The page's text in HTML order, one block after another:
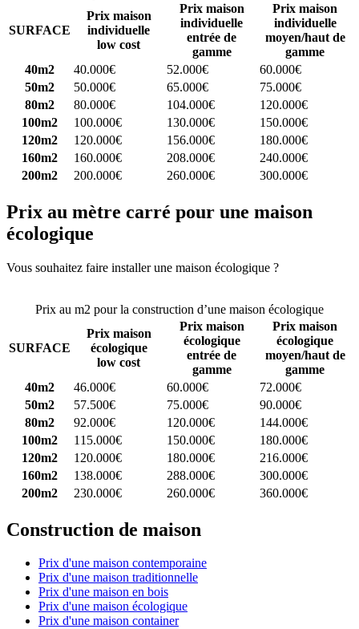
SURFACE
Prix maison
individuelle
low cost
Prix maison
individuelle
entrée de
gamme
Prix maison
individuelle
moyen/haut de
gamme
40m2
40.000€ 52.000€
60.000€
50m2
50.000€ 65.000€
75.000€
80m2
80.000€ 104.000€
120.000€
100m2
100.000€ 130.000€
150.000€
120m2
120.000€ 156.000€
180.000€
160m2
160.000€ 208.000€
240.000€
200m2
200.000€ 260.000€ 300.000€
Prix au mètre carré pour une maison
écologique
Vous souhaitez faire installer une maison écologique ?
Prix au m2 pour la construction d’une maison écologique
SURFACE
Prix maison
écologique
low cost
Prix maison
écologique
entrée de
gamme
Prix maison
écologique
moyen/haut de
gamme
40m2
46.000€ 60.000€
72.000€
50m2
57.500€ 75.000€
90.000€
80m2
92.000€ 120.000€
144.000€
100m2
115.000€ 150.000€
180.000€
120m2
120.000€ 180.000€
216.000€
160m2
138.000€ 288.000€
300.000€
200m2
230.000€ 260.000€ 360.000€
Construction de maison
Prix d'une maison contemporaine
Prix d'une maison traditionnelle
Prix d'une maison en bois
Prix d'une maison écologique
Prix d'une maison container